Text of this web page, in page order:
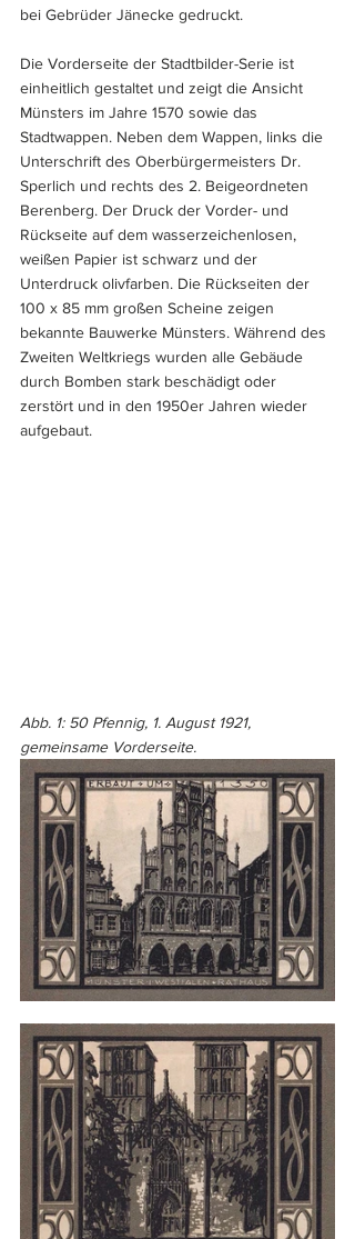
bei Gebrüder Jänecke gedruckt.
Die Vorderseite der Stadtbilder-Serie ist
einheitlich gestaltet und zeigt die Ansicht
Münsters im Jahre 1570 sowie das
Stadtwappen. Neben dem Wappen, links die
Unterschrift des Oberbürgermeisters Dr.
Sperlich und rechts des 2. Beigeordneten
Berenberg. Der Druck der Vorder- und
Rückseite auf dem wasserzeichenlosen,
weißen Papier ist schwarz und der
Unterdruck olivfarben. Die Rückseiten der
100 x 85 mm großen Scheine zeigen
bekannte Bauwerke Münsters. Während des
Zweiten Weltkriegs wurden alle Gebäude
durch Bomben stark beschädigt oder
zerstört und in den 1950er Jahren wieder
aufgebaut.
Abb. 1: 50 Pfennig, 1. August 1921,
gemeinsame Vorderseite.